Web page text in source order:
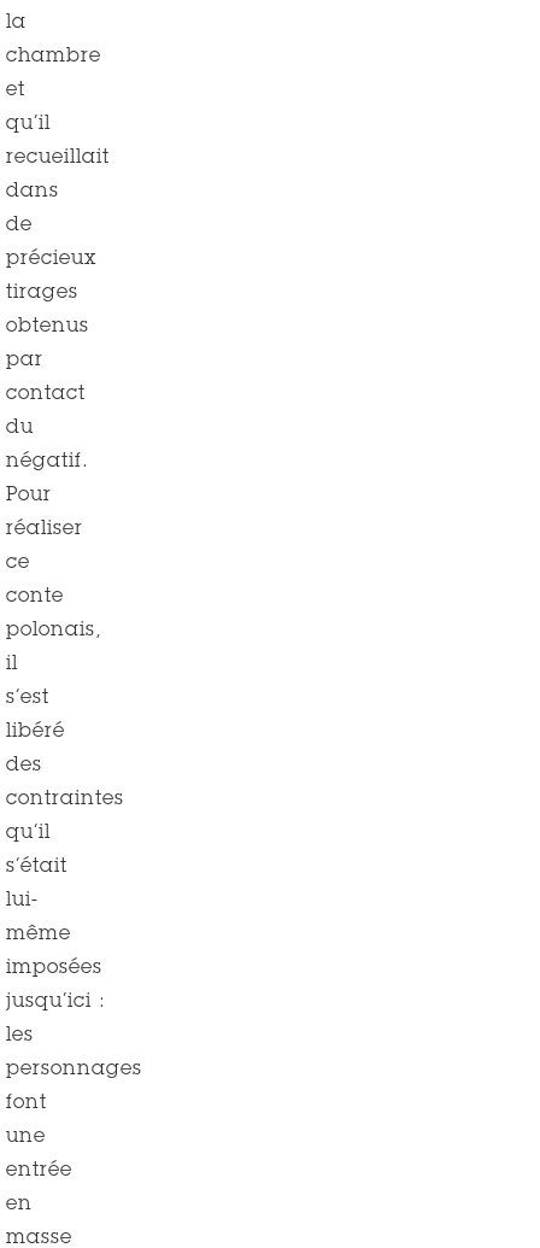
la
chambre
et
qu’il
recueillait
dans
de
précieux
tirages
obtenus
par
contact
du
négatif.
Pour
réaliser
ce
conte
polonais,
il
s’est
libéré
des
contraintes
qu’il
s’était
lui-
même
imposées
jusqu’ici :
les
personnages
font
une
entrée
en
masse